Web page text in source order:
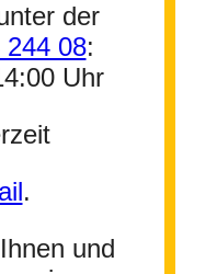
der
244 08:
Uhr
.
und